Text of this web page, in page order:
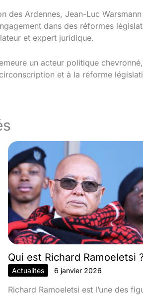
des Ardennes, Jean-Luc
dans des réformes
et expert juridique.
un acteur politique
et à la réforme
Qui est Richard Ramoeletsi
Actualités 6 janvier 2026
Richard Ramoeletsi est l’une des